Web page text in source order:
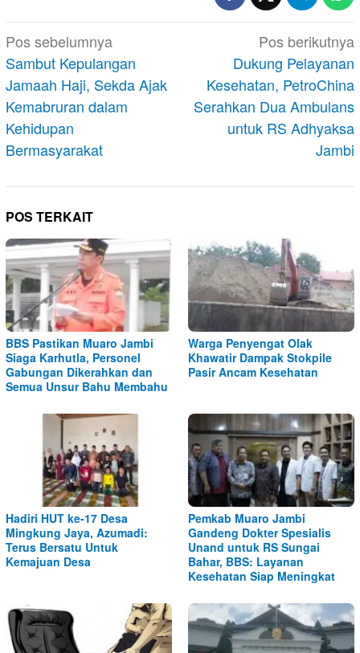
Navigasi
pos
Pos sebelumnya
Sambut Kepulangan
Jamaah Haji, Sekda Ajak
Kemabruran dalam
Kehidupan
Bermasyarakat
Pos berikutnya
Dukung Pelayanan
Kesehatan, PetroChina
Serahkan Dua Ambulans
untuk RS Adhyaksa
Jambi
POS TERKAIT
BBS Pastikan Muaro Jambi
Siaga Karhutla, Personel
Gabungan Dikerahkan dan
Semua Unsur Bahu Membahu
Warga Penyengat Olak
Khawatir Dampak Stokpile
Pasir Ancam Kesehatan
Hadiri HUT ke-17 Desa
Mingkung Jaya, Azumadi:
Terus Bersatu Untuk
Kemajuan Desa
Pemkab Muaro Jambi
Gandeng Dokter Spesialis
Unand untuk RS Sungai
Bahar, BBS: Layanan
Kesehatan Siap Meningkat